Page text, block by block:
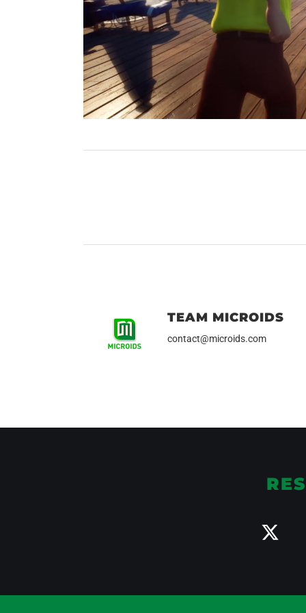
TEAM MICROIDS
contact@microids.com